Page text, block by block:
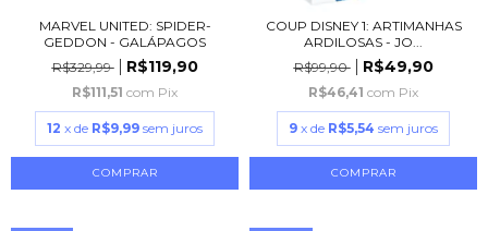
MARVEL UNITED: SPIDER-
GEDDON - GALÁPAGOS
R$329,99
R$119,90
R$111,51 com Pix
12 x de R$9,99 sem juros
COUP DISNEY 1: ARTIMANHAS
ARDILOSAS - JO...
R$99,90
R$49,90
R$46,41 com Pix
9 x de R$5,54 sem juros